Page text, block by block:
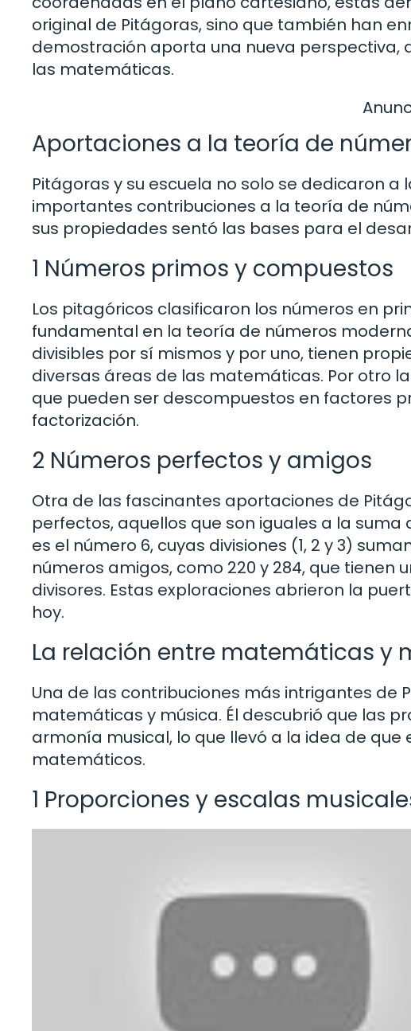
original de Pitágoras, sino que también han
demostración aporta una nueva
las matemáticas.
Aportaciones a la teoría de
Pitágoras y su escuela no solo se dedicaron
importantes contribuciones a la teoría de
sus propiedades sentó las bases para el
1 Números primos y compuestos
Los pitagóricos clasificaron los números en
fundamental en la teoría de números
divisibles por sí mismos y por uno, tienen
diversas áreas de las matemáticas. Por otro
que pueden ser descompuestos en factores
factorización.
2 Números perfectos y amigos
Otra de las fascinantes aportaciones de
perfectos, aquellos que son iguales a la suma
es el número 6, cuyas divisiones (1, 2 y 3)
números amigos, como 220 y 284, que tienen
divisores. Estas exploraciones abrieron la
hoy.
La relación entre matemáticas y
Una de las contribuciones más intrigantes de
matemáticas y música. Él descubrió que las
armonía musical, lo que llevó a la idea de
matemáticos.
1 Proporciones y escalas